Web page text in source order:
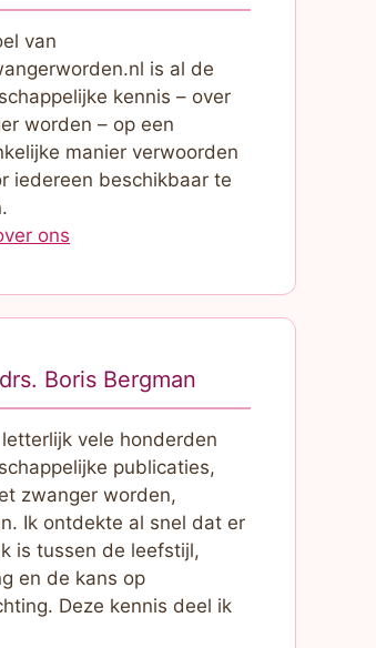
van
is al de
kennis – over
worden – op een
manier verwoorden
iedereen beschikbaar te
ons
Boris Bergman
vele honderden
publicaties,
zwanger worden,
Ik ontdekte al snel dat er
is tussen de leefstijl,
en de kans op
Deze kennis deel ik